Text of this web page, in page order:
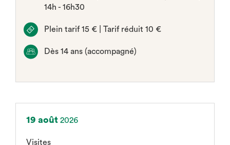
14h - 16h30
Plein tarif 15 € | Tarif réduit 10 €
Dès 14 ans (accompagné)
19 août 2026
Visites